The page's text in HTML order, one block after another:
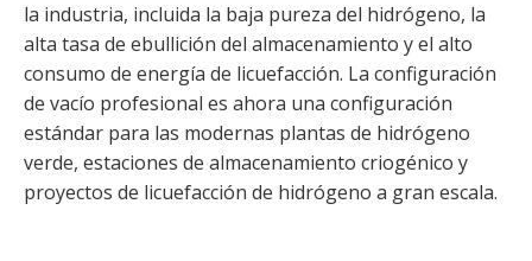
la industria, incluida la baja pureza del hidrógeno, la
alta tasa de ebullición del almacenamiento y el alto
consumo de energía de licuefacción. La configuración
de vacío profesional es ahora una configuración
estándar para las modernas plantas de hidrógeno
verde, estaciones de almacenamiento criogénico y
proyectos de licuefacción de hidrógeno a gran escala.